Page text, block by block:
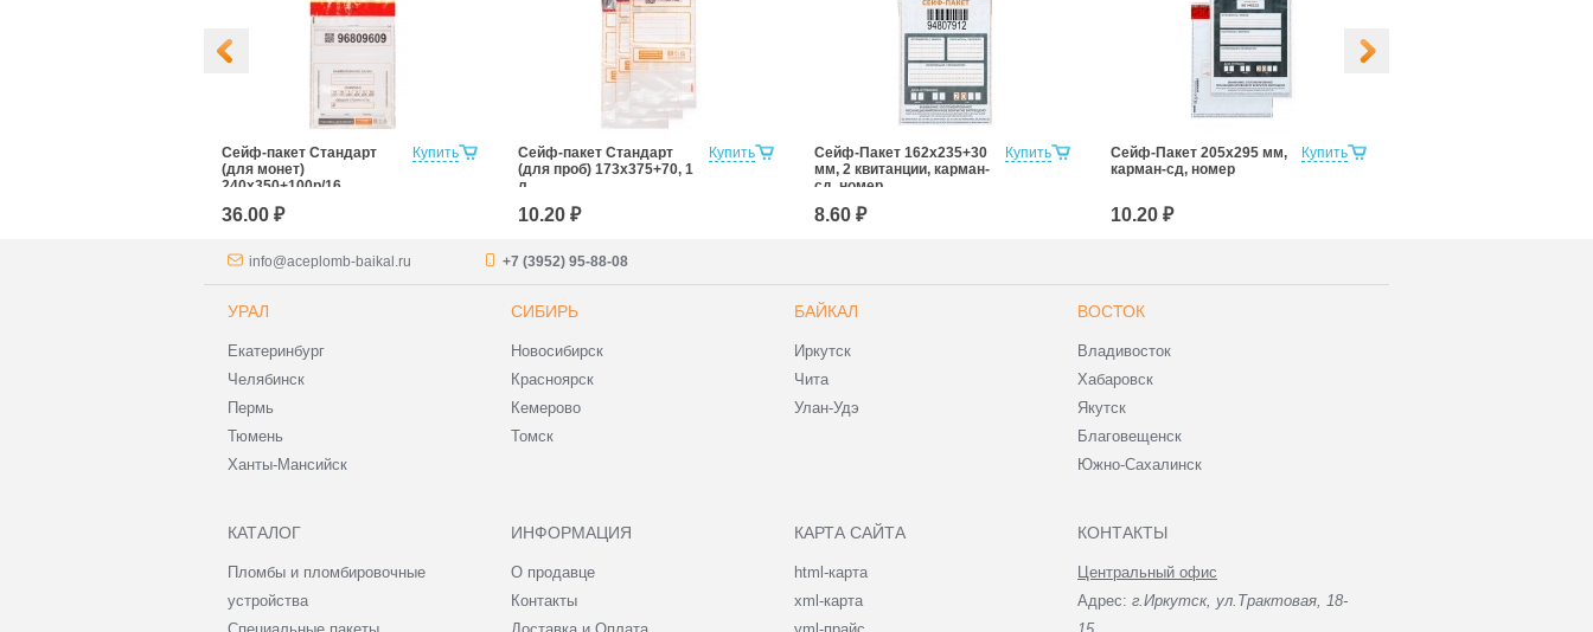
Купить
Сейф-пакет Cтандарт
(для монет)
240x350+100р/16
36.00 ₽
Купить
Сейф-пакет Стандарт
(для проб) 173x375+70, 1
л
10.20 ₽
Купить
Сейф-Пакет 162х235+30
мм, 2 квитанции, карман-
сд, номер
8.60 ₽
Купить
Сейф-Пакет 205х295 мм,
карман-сд, номер
10.20 ₽
info@aceplomb-baikal.ru +7 (3952) 95-88-08
УРАЛ
Екатеринбург
Челябинск
Пермь
Тюмень
Ханты-Мансийск
СИБИРЬ
Новосибирск
Красноярск
Кемерово
Томск
БАЙКАЛ
Иркутск
Чита
Улан-Удэ
ВОСТОК
Владивосток
Хабаровск
Якутск
Благовещенск
Южно-Сахалинск
КАТАЛОГ
Пломбы и пломбировочные
устройства
ИНФОРМАЦИЯ
О продавце
Контакты
КАРТА САЙТА
html-карта
xml-карта
КОНТАКТЫ
Центральный офис
Адрес: г.Иркутск, ул.Трактовая, 18-